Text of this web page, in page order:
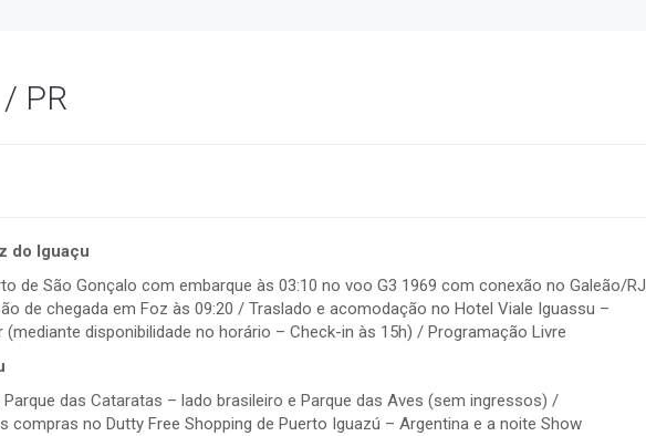
PR
do Iguaçu
Gonçalo com embarque às 03:10 no voo G3 1969 com conexão no Galeão/RJ
de chegada em Foz às 09:20 / Traslado e acomodação no Hotel Viale Iguassu –
(mediante disponibilidade no horário – Check-in às 15h) / Programação Livre
das Cataratas – lado brasileiro e Parque das Aves (sem ingressos) /
compras no Dutty Free Shopping de Puerto Iguazú – Argentina e a noite Show